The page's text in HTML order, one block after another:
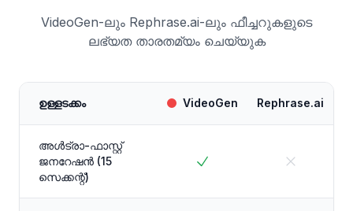
VideoGen-ലും Rephrase.ai-ലും ഫീച്ചറുകളുടെ
ലഭ്യത താരതമ്യം ചെയ്യുക
ഉള്ളടക്കം VideoGen Rephrase.ai
അൾട്രാ-ഫാസ്റ്റ്
ജനറേഷൻ (15
സെക്കന്റ്)